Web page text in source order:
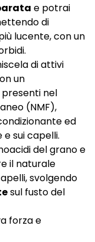
e potrai
di
lucente, con un
di attivi
un
nel
(NMF),
ed
sui capelli.
del grano e
il naturale
svolgendo
sul fusto del
forza e